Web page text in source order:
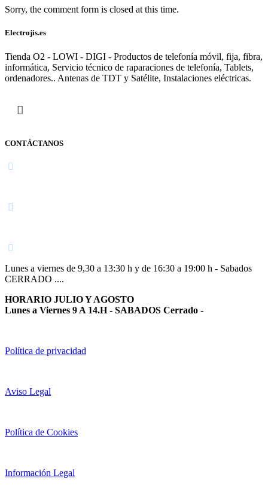
Sorry, the comment form is closed at this time.
Electrojis.es
Tienda O2 - LOWI - DIGI - Productos de telefonía móvil, fija, fibra,
informática, Servicio técnico de raparaciones de telefonía, Tablets,
ordenadores.. Antenas de TDT y Satélite, Instalaciones eléctricas.
CONTÁCTANOS
Lunes a viernes de 9,30 a 13:30 h y de 16:30 a 19:00 h - Sabados
CERRADO ....
HORARIO JULIO Y AGOSTO
Lunes a Viernes 9 A 14.H - SABADOS Cerrado -
Política de privacidad
Aviso Legal
Política de Cookies
Información Legal